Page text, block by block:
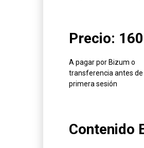
Precio:
Contenido
A pagar por Bizum o
transferencia antes de
primera sesión